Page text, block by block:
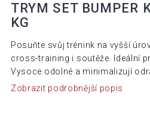
TRYM SET BUMPER
KG
Posuňte svůj trénink na vyšší
cross-training i soutěže. Ideální
Vysoce odolné a minimalizují
Zobrazit podrobnější popis